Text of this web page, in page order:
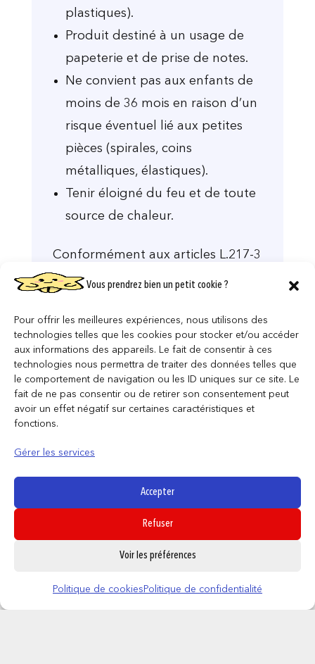
Vous prendrez bien un petit cookie ?
Pour offrir les meilleures expériences, nous utilisons des
technologies telles que les cookies pour stocker et/ou accéder
aux informations des appareils. Le fait de consentir à ces
technologies nous permettra de traiter des données telles que
le comportement de navigation ou les ID uniques sur ce site. Le
fait de ne pas consentir ou de retirer son consentement peut
avoir un effet négatif sur certaines caractéristiques et
fonctions.
Gérer les services
Accepter
Refuser
Voir les préférences
Politique de cookies Politique de confidentialité
plastiques).
Produit destiné à un usage de
papeterie et de prise de notes.
Ne convient pas aux enfants de
moins de 36 mois en raison d’un
risque éventuel lié aux petites
pièces (spirales, coins
métalliques, élastiques).
Tenir éloigné du feu et de toute
source de chaleur.
Conformément aux articles L.217-3
et suivants du Code de la
la garantie légale de conformité
ainsi que de la garantie contre les
vices cachés prévue aux articles
1641 et suivants du Code civil.
Informations
complémentaires